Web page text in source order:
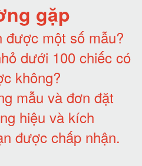
gặp
được một số mẫu?
dưới 100 chiếc có
không?
mẫu và đơn đặt
hiệu và kích
được chấp nhận.